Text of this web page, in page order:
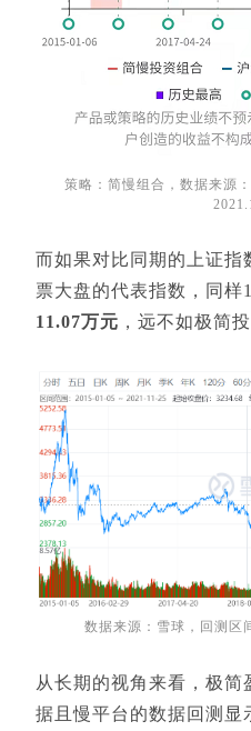
策略：简慢组合，数据来源
而如果对比同期的上证指
票大盘的代表指数，同样
11.07万元 ，远不如极简
数据来源：雪球，回测区
从长期的视角来看，极
据且慢平台的数据回测显